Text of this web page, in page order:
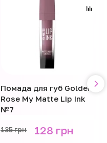
Помада для губ Golden
Rose My Matte Lip Ink
№7
135 грн 128 грн